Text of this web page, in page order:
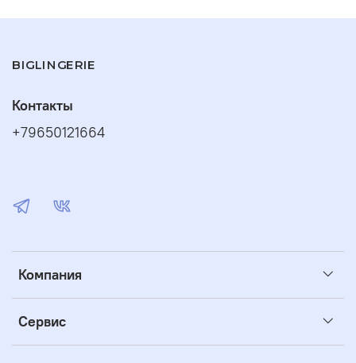
BIGLINGERIE
Компания
Сервис
Контакты
+79650121664